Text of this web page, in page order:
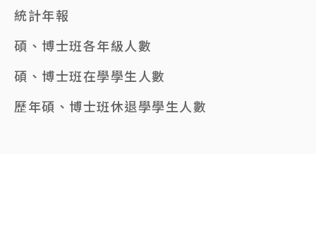
統計年報
碩、博士班各年級人數
碩、博士班在學學生人數
歷年碩、博士班休退學學生人數